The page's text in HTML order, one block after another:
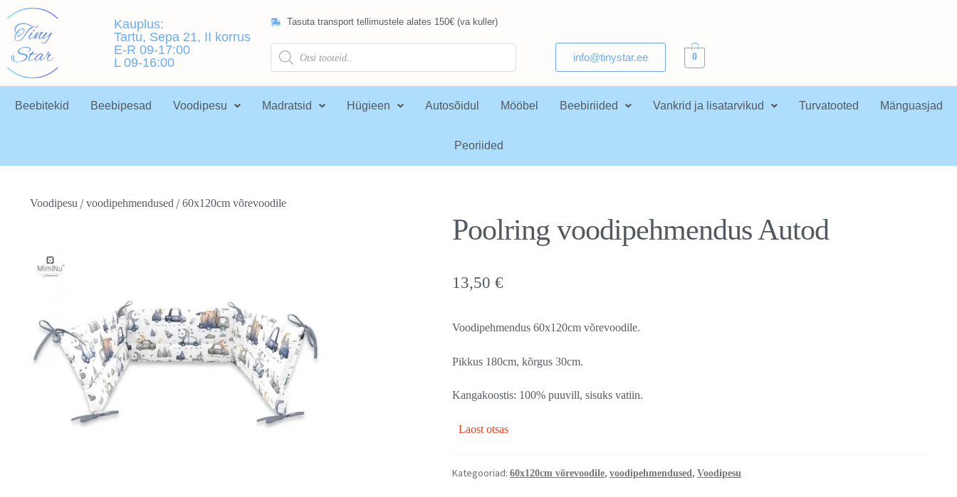
Kauplus:
Tartu, Sepa 21, II korrus
E-R 09-17:00
L 09-16:00
Tasuta transport tellimustele alates 150€ (va kuller)
info@tinystar.ee 0
Beebitekid Beebipesad Voodipesu Madratsid Hügieen Autosõidul Mööbel Beebiriided Vankrid ja lisatarvikud Turvatooted Mänguasjad
Peoriided
Voodipesu/voodipehmendused/60x120cm võrevoodile
Poolring voodipehmendus Autod
13,50 €
Voodipehmendus 60x120cm võrevoodile.
Pikkus 180cm, kõrgus 30cm.
Kangakoostis: 100% puuvill, sisuks vatiin.
Laost otsas
Kategooriad: 60x120cm võrevoodile, voodipehmendused, Voodipesu